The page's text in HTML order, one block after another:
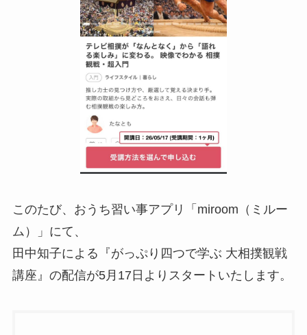
このたび、おうち習い事アプリ「miroom（ミルー
ム）」にて、
田中知子による『がっぷり四つで学ぶ 大相撲観戦
講座』の配信が5月17日よりスタートいたします。